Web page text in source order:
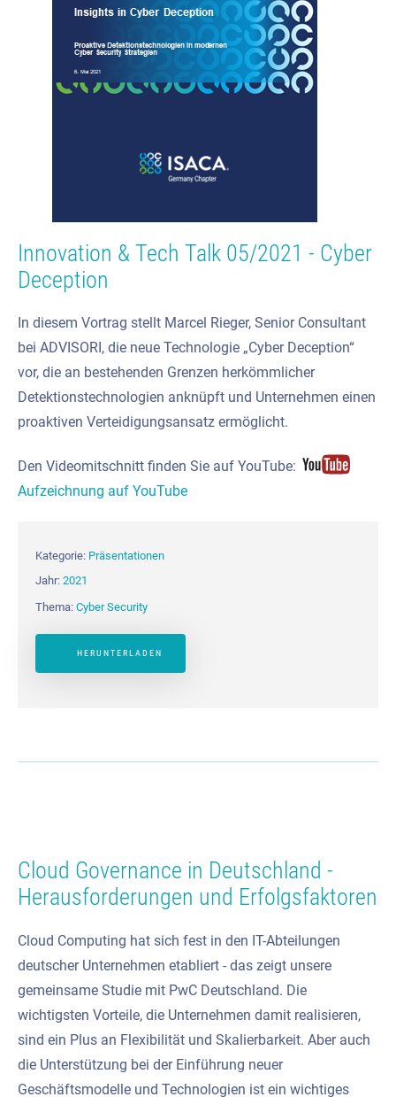
Innovation & Tech Talk 05/2021 - Cyber
Deception
In diesem Vortrag stellt Marcel Rieger, Senior Consultant
bei ADVISORI, die neue Technologie „Cyber Deception“
vor, die an bestehenden Grenzen herkömmlicher
Detektionstechnologien anknüpft und Unternehmen einen
proaktiven Verteidigungsansatz ermöglicht.
Den Videomitschnitt finden Sie auf YouTube:
Aufzeichnung auf YouTube
Kategorie: Präsentationen
Jahr: 2021
Thema: Cyber Security
HERUNTERLADEN
Cloud Governance in Deutschland -
Herausforderungen und Erfolgsfaktoren
Cloud Computing hat sich fest in den IT-Abteilungen
deutscher Unternehmen etabliert - das zeigt unsere
gemeinsame Studie mit PwC Deutschland. Die
wichtigsten Vorteile, die Unternehmen damit realisieren,
sind ein Plus an Flexibilität und Skalierbarkeit. Aber auch
die Unterstützung bei der Einführung neuer
Geschäftsmodelle und Technologien ist ein wichtiges